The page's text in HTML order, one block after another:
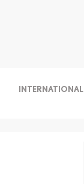
INTERNATIONAL